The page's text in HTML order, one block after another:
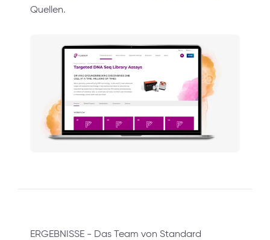
Quellen.
ERGEBNISSE - Das Team von Standard